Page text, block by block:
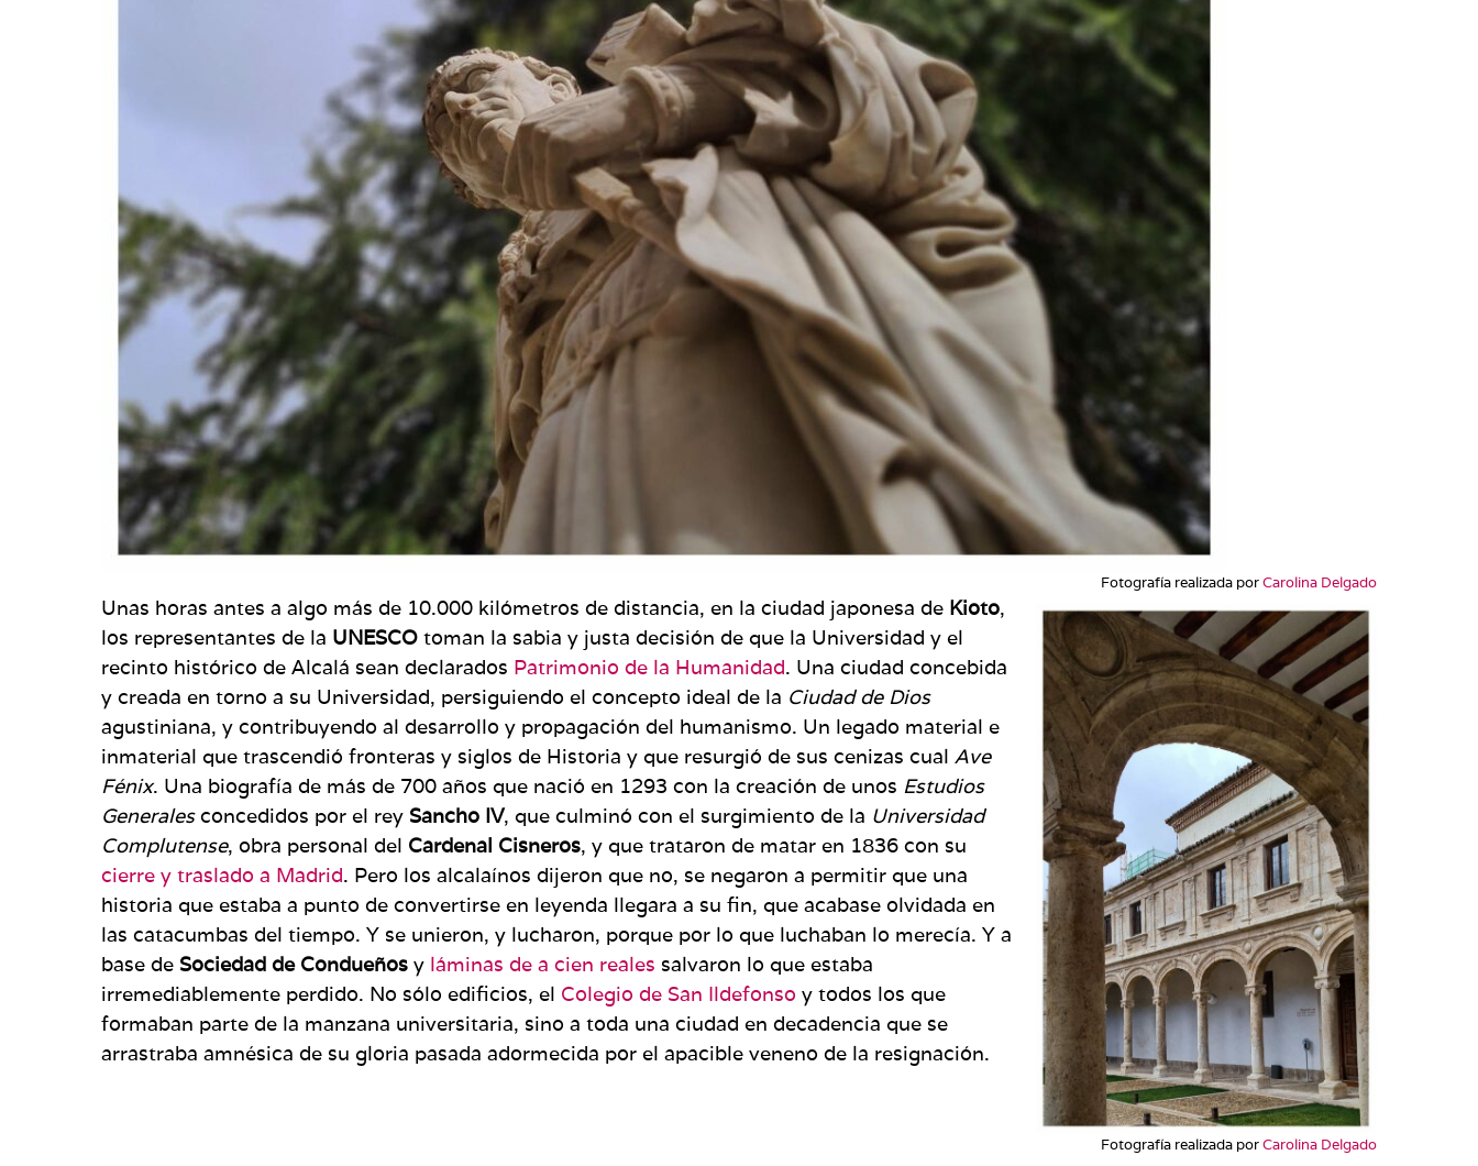
Fotografía realizada porCarolina Delgado
Fotografía realizada porCarolina Delgado
Unas horas antes a algo más de 10.000 kilómetros de distancia, en la ciudad japonesa de Kioto,
los representantes de la UNESCO toman la sabia y justa decisión de que la Universidad y el
recinto histórico de Alcalá sean declarados Patrimonio de la Humanidad. Una ciudad concebida
y creada en torno a su Universidad, persiguiendo el concepto ideal de la Ciudad de Dios
agustiniana, y contribuyendo al desarrollo y propagación del humanismo. Un legado material e
inmaterial que trascendió fronteras y siglos de Historia y que resurgió de sus cenizas cual Ave
Fénix. Una biografía de más de 700 años que nació en 1293 con la creación de unos Estudios
Generalesconcedidos por el rey Sancho IV, que culminó con el surgimiento de la Universidad
Complutense, obra personal del Cardenal Cisneros, y que trataron de matar en 1836 con su
cierre y traslado a Madrid. Pero los alcalaínos dijeron que no, se negaron a permitir que una
historia que estaba a punto de convertirse en leyenda llegara a su fin, que acabase olvidada en
las catacumbas del tiempo. Y se unieron, y lucharon, porque por lo que luchaban lo merecía. Y a
base de Sociedad de Condueños y láminas de a cien reales salvaron lo que estaba
irremediablemente perdido. No sólo edificios, el Colegio de San Ildefonso y todos los que
formaban parte de la manzana universitaria, sino a toda una ciudad en decadencia que se
arrastraba amnésica de su gloria pasada adormecida por el apacible veneno de la resignación.